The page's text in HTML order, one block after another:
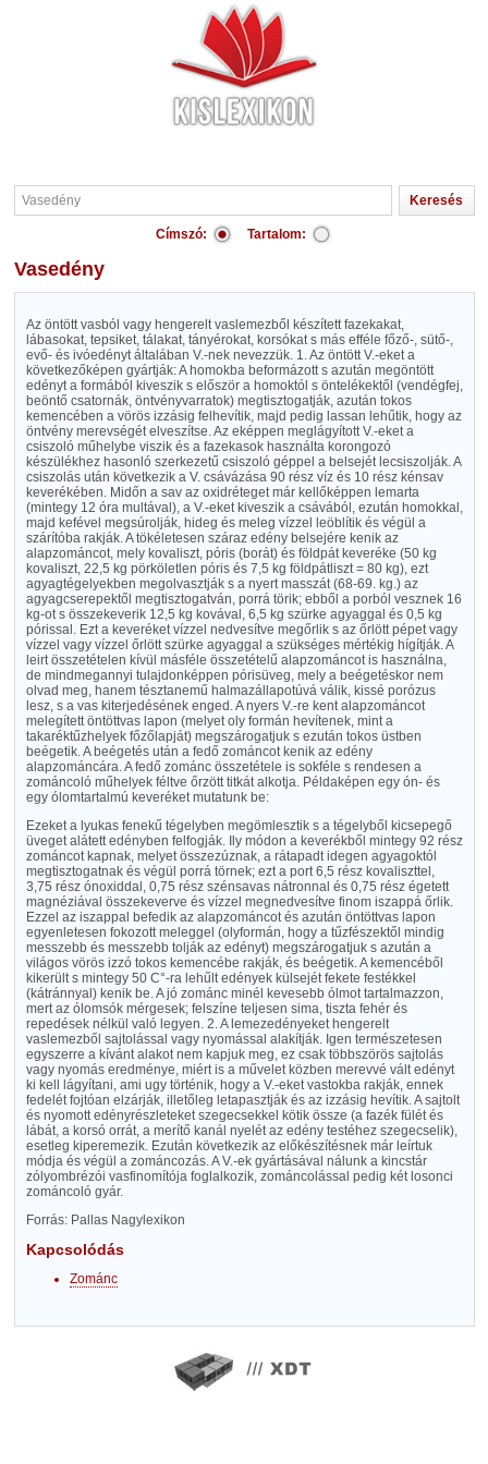
Címszó: Tartalom:
Vasedény
Az öntött vasból vagy hengerelt vaslemezből készített fazekakat,
lábasokat, tepsiket, tálakat, tányérokat, korsókat s más efféle főző-, sütő-,
evő- és ivóedényt általában V.-nek nevezzük. 1. Az öntött V.-eket a
következőképen gyártják: A homokba beformázott s azután megöntött
edényt a formából kiveszik s először a homoktól s öntelékektől (vendégfej,
beöntő csatornák, öntvényvarratok) megtisztogatják, azután tokos
kemencében a vörös izzásig felhevítik, majd pedig lassan lehűtik, hogy az
öntvény merevségét elveszítse. Az eképpen meglágyított V.-eket a
csiszoló műhelybe viszik és a fazekasok használta korongozó
készülékhez hasonló szerkezetű csiszoló géppel a belsejét lecsiszolják. A
csiszolás után következik a V. csávázása 90 rész víz és 10 rész kénsav
keverékében. Midőn a sav az oxidréteget már kellőképpen lemarta
(mintegy 12 óra multával), a V.-eket kiveszik a csávából, ezután homokkal,
majd kefével megsúrolják, hideg és meleg vízzel leöblítik és végül a
szárítóba rakják. A tökéletesen száraz edény belsejére kenik az
alapzománcot, mely kovaliszt, póris (borát) és földpát keveréke (50 kg
kovaliszt, 22,5 kg pörköletlen póris és 7,5 kg földpátliszt = 80 kg), ezt
agyagtégelyekben megolvasztják s a nyert masszát (68-69. kg.) az
agyagcserepektől megtisztogatván, porrá törik; ebből a porból vesznek 16
kg-ot s összekeverik 12,5 kg kovával, 6,5 kg szürke agyaggal és 0,5 kg
pórissal. Ezt a keveréket vízzel nedvesítve megőrlik s az őrlött pépet vagy
vízzel vagy vízzel őrlött szürke agyaggal a szükséges mértékig hígítják. A
leirt összetételen kívül másféle összetételű alapzománcot is használna,
de mindmegannyi tulajdonképpen pórisüveg, mely a beégetéskor nem
olvad meg, hanem tésztanemű halmazállapotúvá válik, kissé porózus
lesz, s a vas kiterjedésének enged. A nyers V.-re kent alapzománcot
melegített öntöttvas lapon (melyet oly formán hevítenek, mint a
takaréktűzhelyek főzőlapját) megszárogatjuk s ezután tokos üstben
beégetik. A beégetés után a fedő zománcot kenik az edény
alapzománcára. A fedő zománc összetétele is sokféle s rendesen a
zománcoló műhelyek féltve őrzött titkát alkotja. Példaképen egy ón- és
egy ólomtartalmú keveréket mutatunk be:
Ezeket a lyukas fenekű tégelyben megömlesztik s a tégelyből kicsepegő
üveget alátett edényben felfogják. Ily módon a keverékből mintegy 92 rész
zománcot kapnak, melyet összezúznak, a rátapadt idegen agyagoktól
megtisztogatnak és végül porrá törnek; ezt a port 6,5 rész kovaliszttel,
3,75 rész ónoxiddal, 0,75 rész szénsavas nátronnal és 0,75 rész égetett
magnéziával összekeverve és vízzel megnedvesítve finom iszappá őrlik.
Ezzel az iszappal befedik az alapzománcot és azután öntöttvas lapon
egyenletesen fokozott meleggel (olyformán, hogy a tűzfészektől mindig
messzebb és messzebb tolják az edényt) megszárogatjuk s azután a
világos vörös izzó tokos kemencébe rakják, és beégetik. A kemencéből
kikerült s mintegy 50 C°-ra lehűlt edények külsejét fekete festékkel
(kátránnyal) kenik be. A jó zománc minél kevesebb ólmot tartalmazzon,
mert az ólomsók mérgesek; felszíne teljesen sima, tiszta fehér és
repedések nélkül való legyen. 2. A lemezedényeket hengerelt
vaslemezből sajtolással vagy nyomással alakítják. Igen természetesen
egyszerre a kívánt alakot nem kapjuk meg, ez csak többszörös sajtolás
vagy nyomás eredménye, miért is a művelet közben merevvé vált edényt
ki kell lágyítani, ami ugy történik, hogy a V.-eket vastokba rakják, ennek
fedelét fojtóan elzárják, illetőleg letapasztják és az izzásig hevítik. A sajtolt
és nyomott edényrészleteket szegecsekkel kötik össze (a fazék fülét és
lábát, a korsó orrát, a merítő kanál nyelét az edény testéhez szegecselik),
esetleg kiperemezik. Ezután következik az előkészítésnek már leírtuk
módja és végül a zománcozás. A V.-ek gyártásával nálunk a kincstár
zólyombrézói vasfinomítója foglalkozik, zománcolással pedig két losonci
zománcoló gyár.
Forrás: Pallas Nagylexikon
Kapcsolódás
Zománc